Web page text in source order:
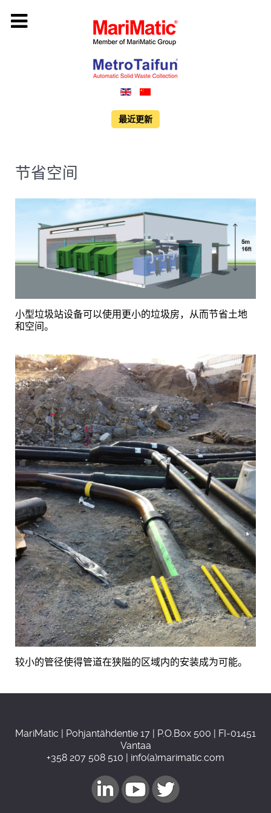
最近更新
节省空间
小型垃圾站设备可以使用更小的垃圾房，从而节省土地
和空间。
较小的管径使得管道在狭隘的区域内的安装成为可能。
MariMatic | Pohjantähdentie 17 | P.O.Box 500 | FI-01451
Vantaa
+358 207 508 510 | info(a)marimatic.com